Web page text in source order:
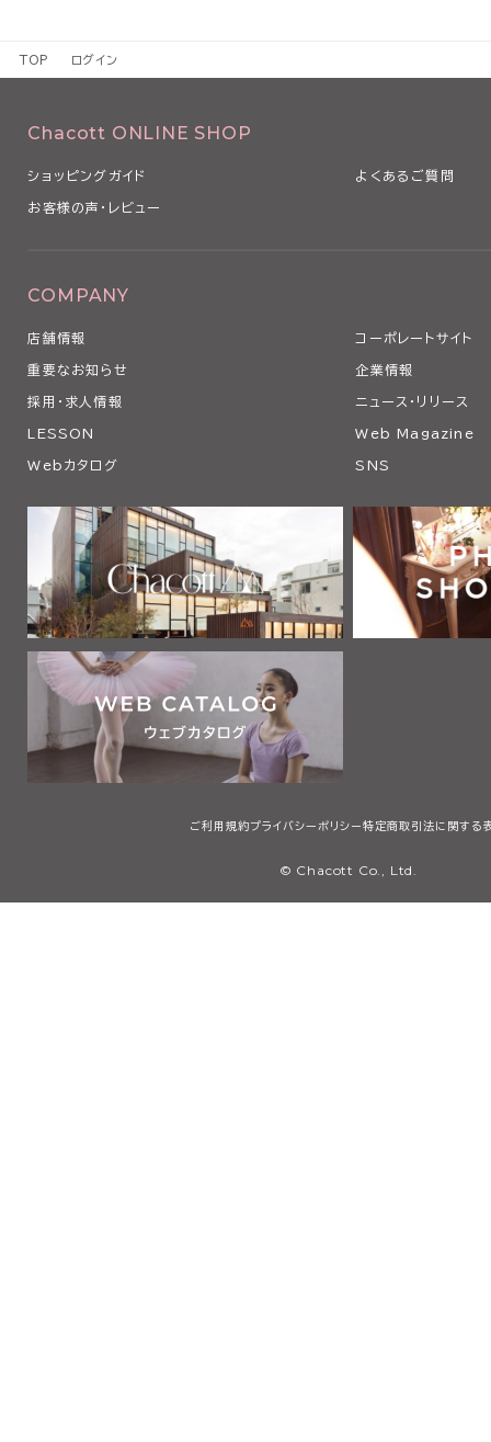
TOP ログイン
Chacott ONLINE SHOP
ショッピングガイド よくあるご質問
お客様の声・レビュー
COMPANY
店舗情報 コーポレートサイト
重要なお知らせ 企業情報
採用・求人情報 ニュース・リリース
LESSON Web Magazine
Webカタログ SNS
ご利用規約プライバシーポリシー 特定商取引法に関する
© Chacott Co., Ltd.